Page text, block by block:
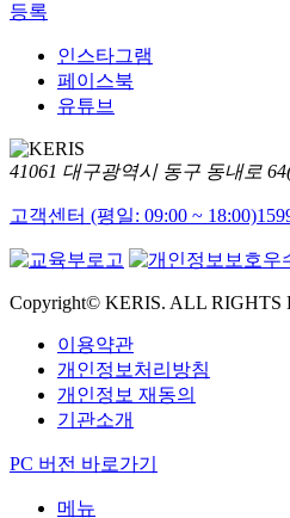
등록
인스타그램
페이스북
유튜브
41061 대구광역시 동구 동내로
고객센터 (평일: 09:00 ~ 18:00)
Copyright© KERIS. ALL RIGHTS
이용약관
개인정보처리방침
개인정보 재동의
기관소개
PC 버전 바로가기
메뉴